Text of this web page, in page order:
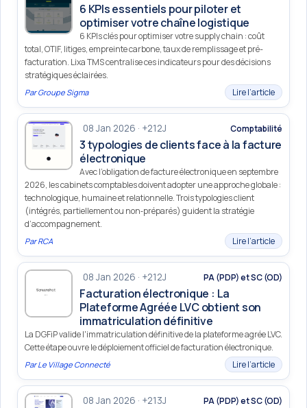
6 KPIs essentiels pour piloter et
optimiser votre chaîne logistique
6 KPIs clés pour optimiser votre supply chain : coût
total, OTIF, litiges, empreinte carbone, taux de remplissage et pré-
facturation. Lixa TMS centralise ces indicateurs pour des décisions
stratégiques éclairées.
ParGroupe Sigma Lire l’article
08 Jan 2026 · +212J Comptabilité
3 typologies de clients face à la facture
électronique
Avec l’obligation de facture électronique en septembre
2026, les cabinets comptables doivent adopter une approche globale :
technologique, humaine et relationnelle. Trois typologies client
(intégrés, partiellement ou non‑préparés) guident la stratégie
d’accompagnement.
ParRCA Lire l’article
08 Jan 2026 · +212J PA (PDP) et SC (OD)
Facturation électronique : La
Plateforme Agréée LVC obtient son
immatriculation définitive
La DGFiP valide l'immatriculation définitive de la plateforme agrée LVC.
Cette étape ouvre le déploiement officiel de facturation électronique.
ParLe Village Connecté Lire l’article
08 Jan 2026 · +213J PA (PDP) et SC (OD)